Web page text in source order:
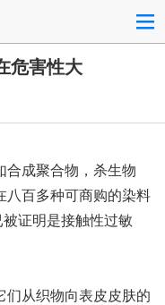
危害性大
合成聚合物，杀生物
八百多种可商购的染料
证明是接触性过敏
们从织物向表皮皮肤的